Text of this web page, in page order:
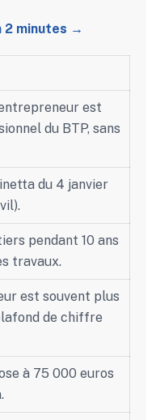
2 minutes →
est
du BTP, sans
du 4 janvier
pendant 10 ans
travaux.
est souvent plus
de chiffre
à 75 000 euros